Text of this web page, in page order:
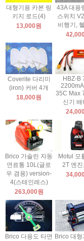
대형기용 카본 링
키지 로드(4)
13,000원
43A 대용
스위치
비행기,
Coverite 다리미
(iron) 커버 4개
18,000원
HBZ-B
35C Max
신기 배
Brico 가솔린 자동
연료통 10L(글로
우 겸용) version-
4(스테인레스)
263,000원
Motul 모
2T 엔진
Brico 다용도 타면 Brico 대형